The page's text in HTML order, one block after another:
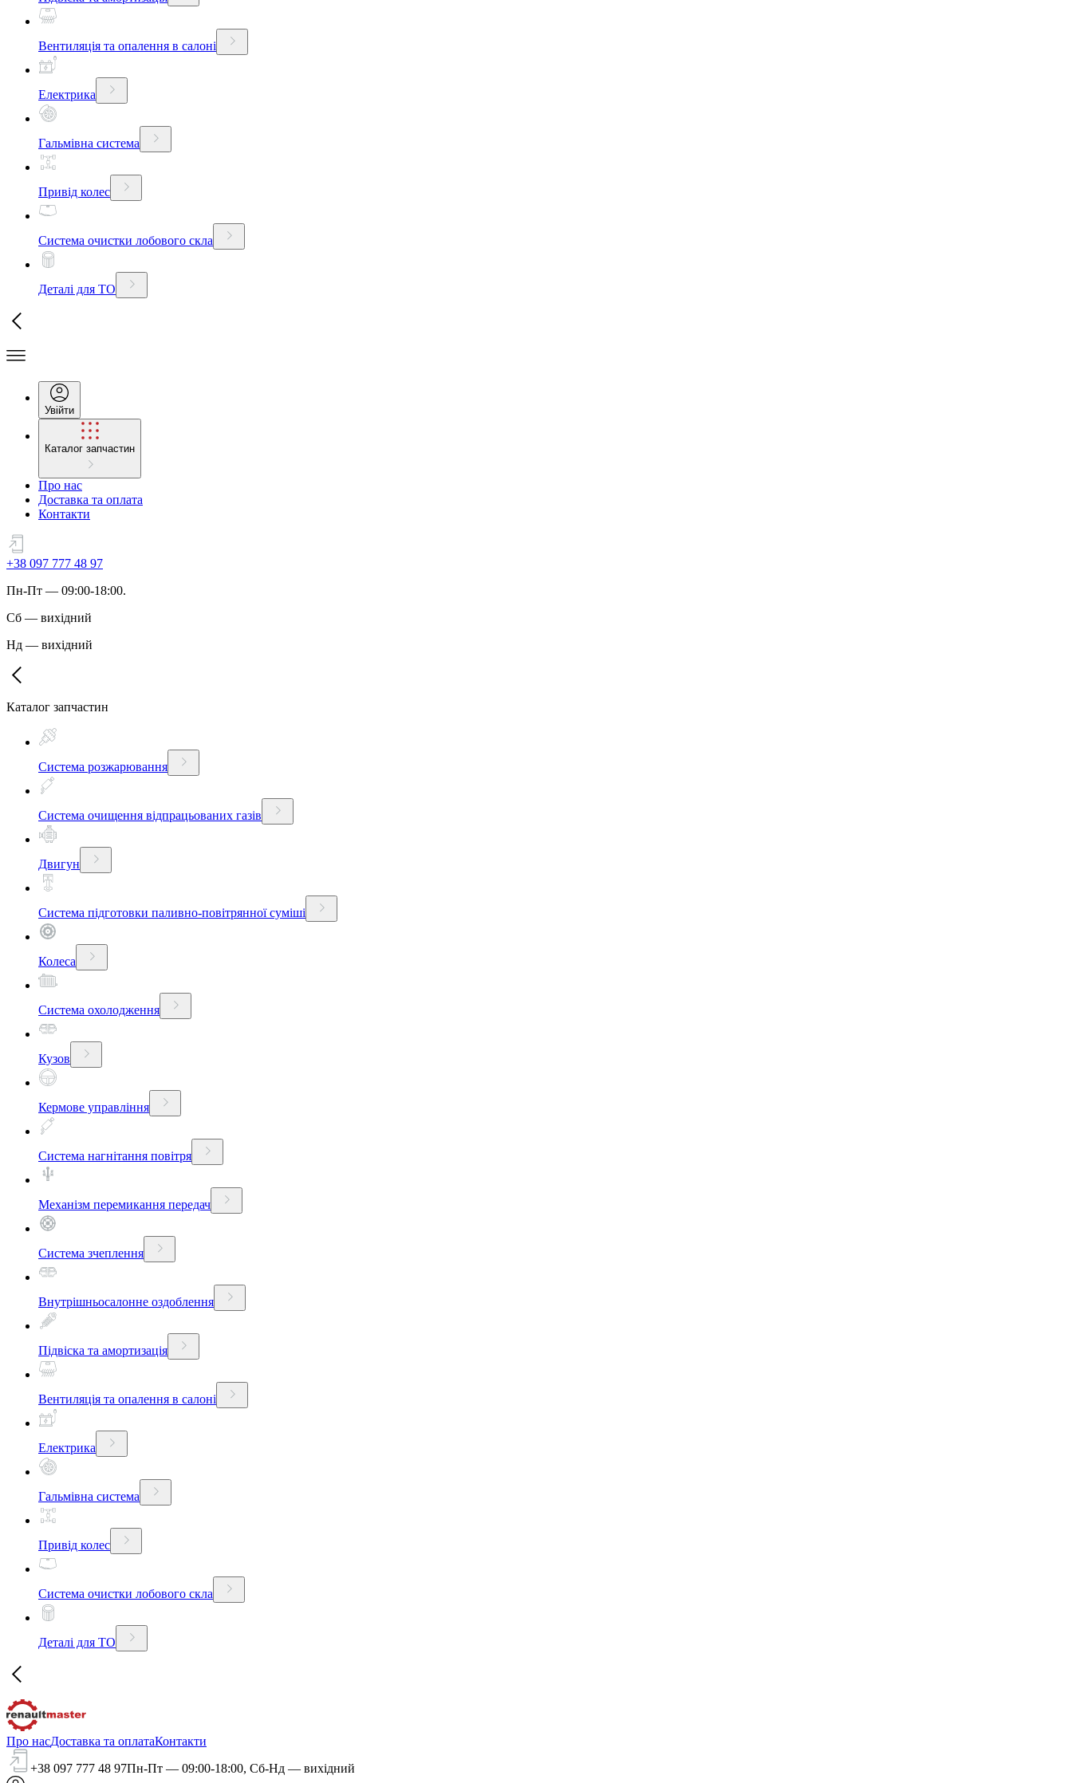
Вентиляція та опалення в салоні
Електрика
Гальмівна система
Привід колес
Система очистки лобового скла
Деталі для ТО
Увійти
Каталог запчастин
Про нас
Доставка та оплата
Контакти
+38 097 777 48 97
Пн-Пт — 09:00-18:00.
Сб — вихідний
Нд — вихідний
Каталог запчастин
Система розжарювання
Система очищення відпрацьованих газів
Двигун
Система підготовки паливно-повітрянної суміші
Колеса
Система охолодження
Кузов
Кермове управління
Система нагнітання повітря
Механізм перемикання передач
Система зчеплення
Внутрішньосалонне оздоблення
Підвіска та амортизація
Вентиляція та опалення в салоні
Електрика
Гальмівна система
Привід колес
Система очистки лобового скла
Деталі для ТО
Про насДоставка та оплатаКонтакти
+38 097 777 48 97Пн-Пт — 09:00-18:00, Сб-Нд — вихідний